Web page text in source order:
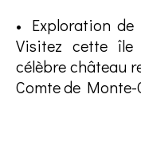
• Exploration de
Visitez cette île
célèbre château
Comte de Monte-